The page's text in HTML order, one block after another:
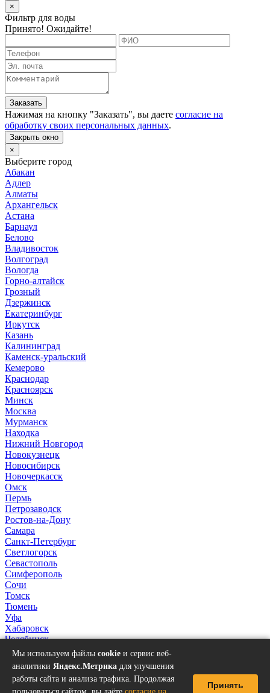
×
Фильтр для воды
Принято! Ожидайте!
Заказать
Нажимая на кнопку "Заказать", вы даете согласие на
обработку своих персональных данных.
Закрыть окно
×
Выберите город
Абакан
Адлер
Алматы
Архангельск
Астана
Барнаул
Белово
Владивосток
Волгоград
Вологда
Горно-алтайск
Грозный
Дзержинск
Екатеринбург
Иркутск
Казань
Калининград
Каменск-уральский
Кемерово
Краснодар
Красноярск
Минск
Москва
Мурманск
Находка
Нижний Новгород
Новокузнецк
Новосибирск
Новочеркасск
Омск
Пермь
Петрозаводск
Ростов-на-Дону
Самара
Санкт-Петербург
Светлогорск
Севастополь
Симферополь
Сочи
Томск
Тюмень
Уфа
Хабаровск
Челябинск
Якутск
Мы используем файлы cookie и сервис веб-
аналитики Яндекс.Метрика для улучшения
работы сайта и анализа трафика. Продолжая
Принять